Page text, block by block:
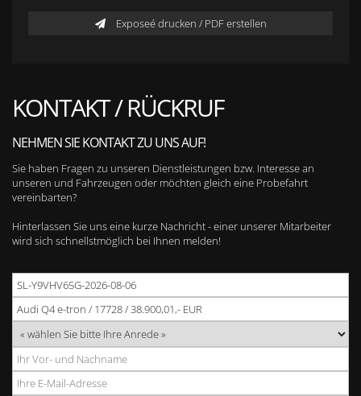
Exposeé drucken / PDF erstellen
KONTAKT / RÜCKRUF
NEHMEN SIE KONTAKT ZU UNS AUF!
Sie haben Fragen zu unseren Dienstleistungen bzw. Interesse an
unseren und Fahrzeugen oder möchten gleich eine Probefahrt
vereinbarten?
Hinterlassen Sie uns eine kurze Nachricht - einer unserer Mitarbeiter
wird sich schnellstmöglich bei Ihnen melden!